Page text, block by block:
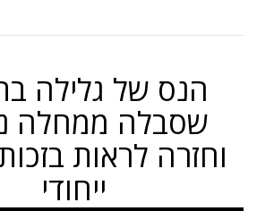
שסבלה ממחלה
וחזרה לראות
ייחודי